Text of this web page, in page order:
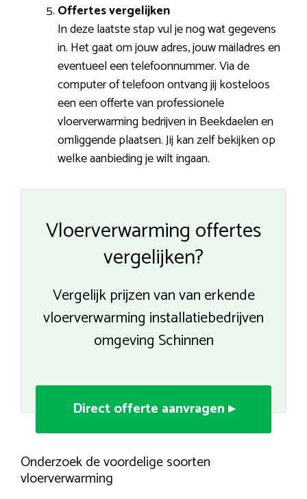
Offertes vergelijken
In deze laatste stap vul je nog wat gegevens
in. Het gaat om jouw adres, jouw mailadres en
eventueel een telefoonnummer. Via de
computer of telefoon ontvang jij kosteloos
een een offerte van professionele
vloerverwarming bedrijven in Beekdaelen en
omliggende plaatsen. Jij kan zelf bekijken op
welke aanbieding je wilt ingaan.
Vloerverwarming offertes
vergelijken?
Vergelijk prijzen van van erkende
vloerverwarming installatiebedrijven
omgeving Schinnen
Direct offerte aanvragen ▸
Onderzoek de voordelige soorten
vloerverwarming